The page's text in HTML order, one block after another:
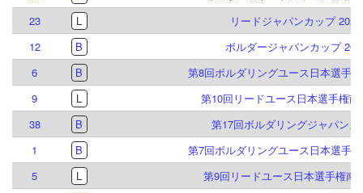
23
L
リードジャパンカップ 2023
12
B
ボルダージャパンカップ
6
B
第8回ボルダリングユース日本選手
9
L
第10回リードユース日本選手権南
38
B
第17回ボルダリングジャパンカ
1
B
第7回ボルダリングユース日本選手
5
L
第9回リードユース日本選手権南